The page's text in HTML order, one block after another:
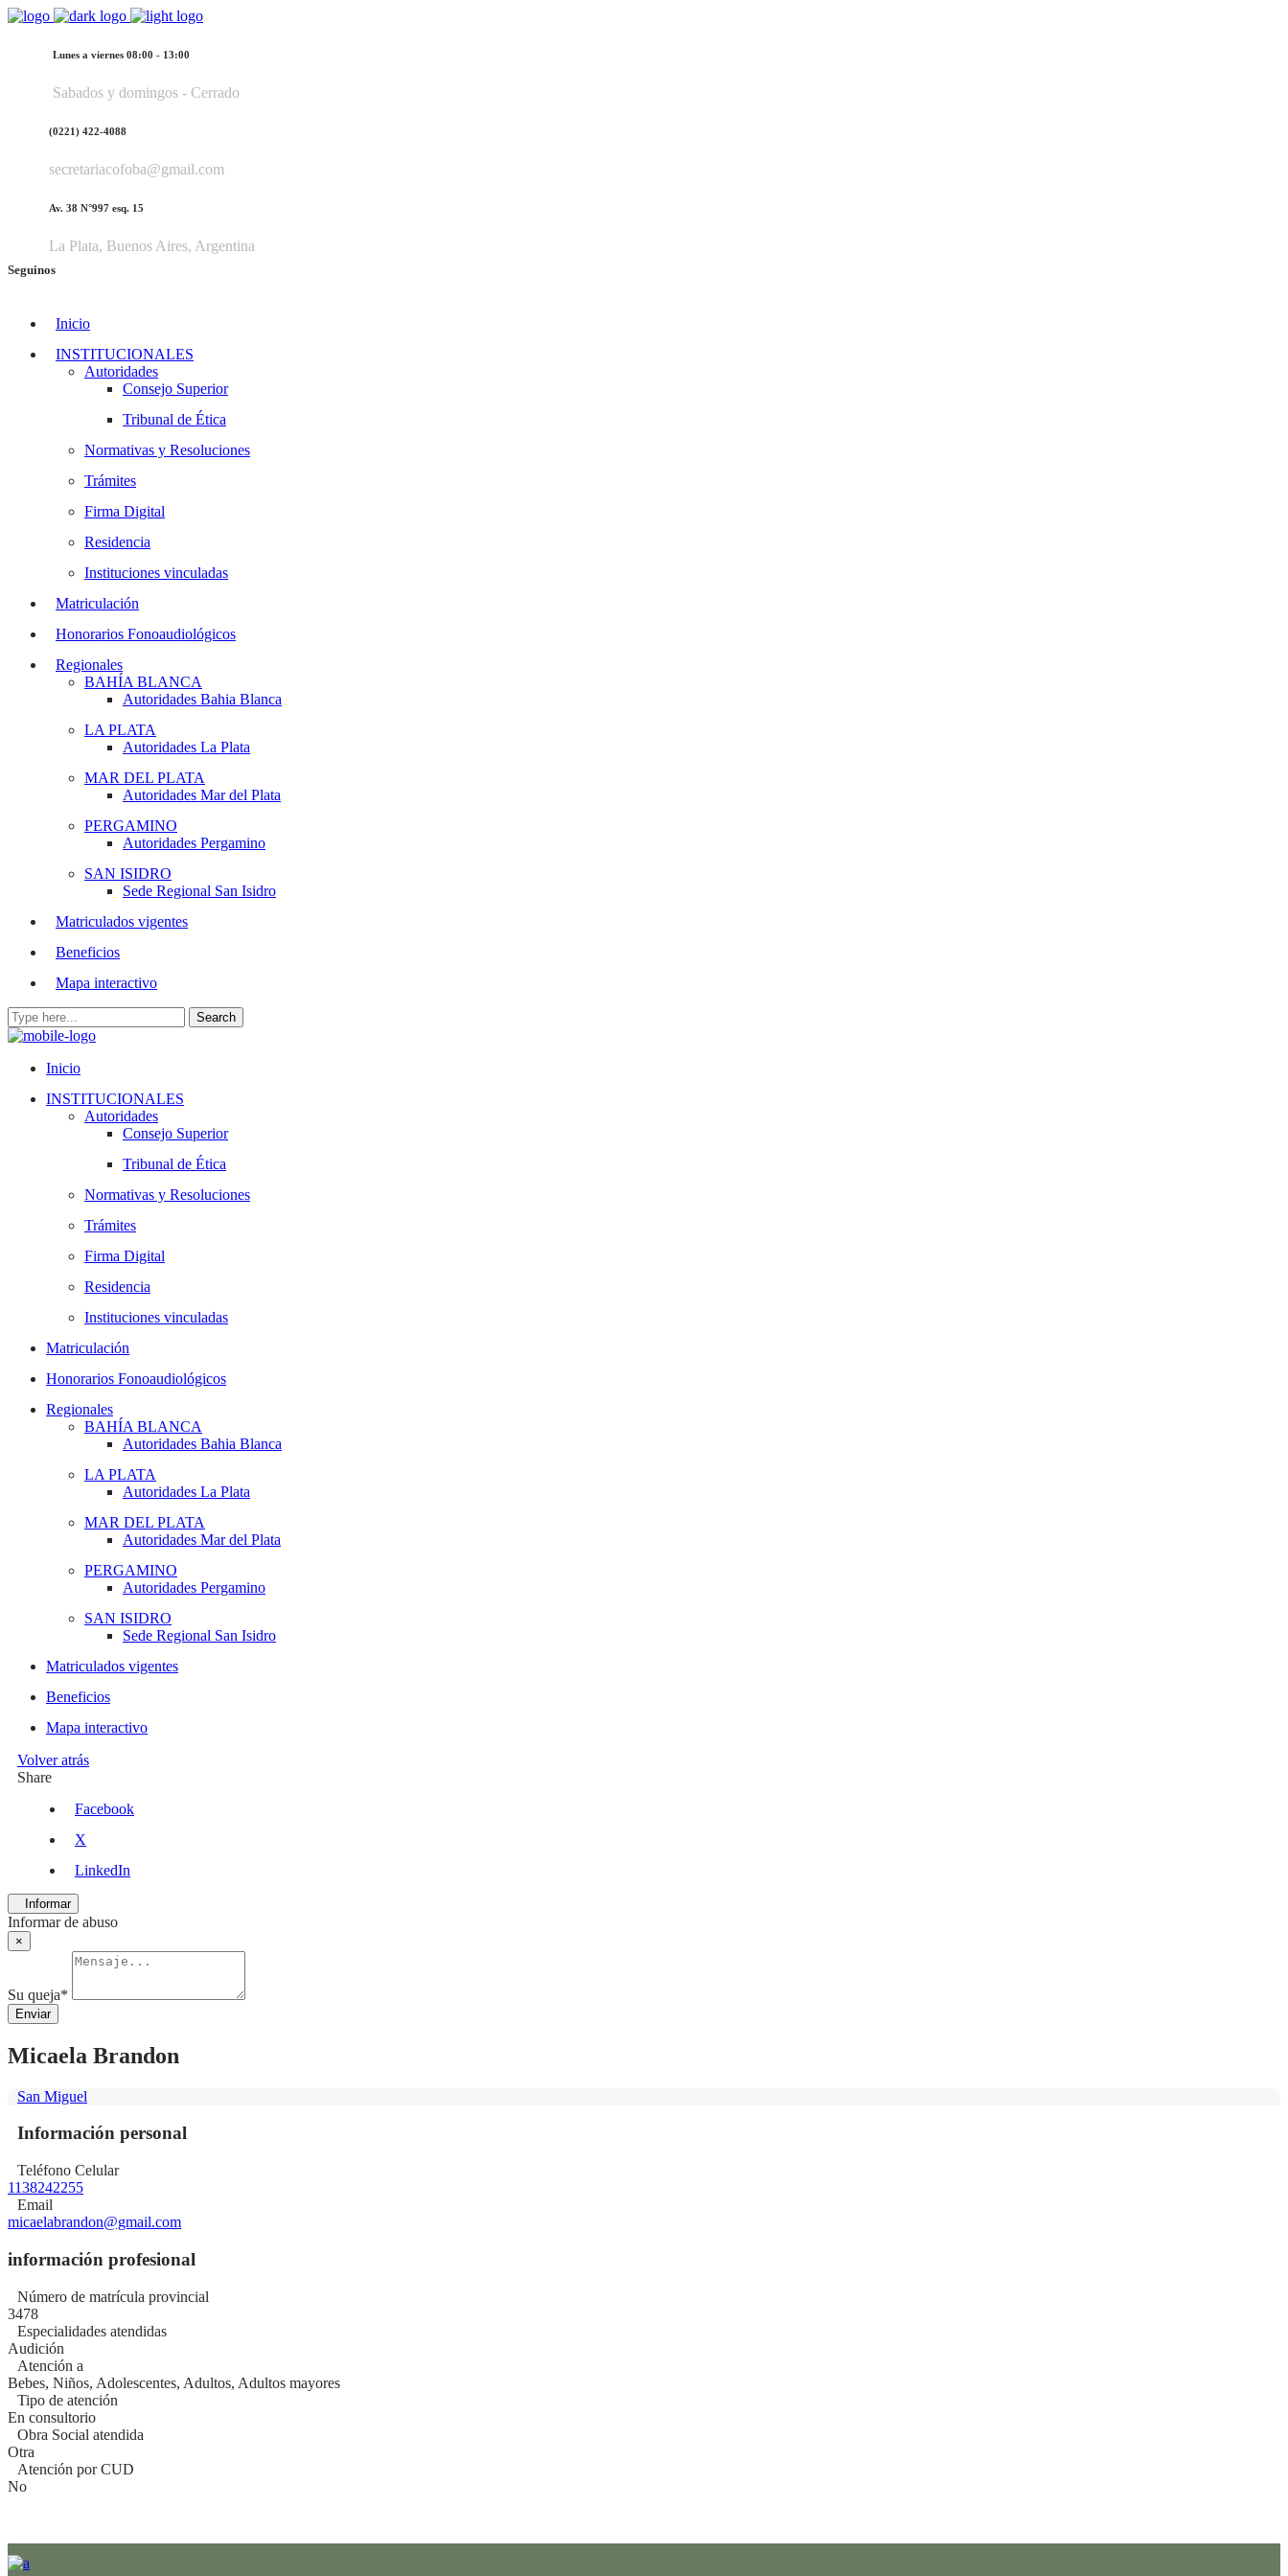
Lunes a viernes 08:00 - 13:00
Sabados y domingos - Cerrado
(0221) 422-4088
secretariacofoba@gmail.com
Av. 38 N°997 esq. 15
La Plata, Buenos Aires, Argentina
Seguinos
Inicio
INSTITUCIONALES
Autoridades
Consejo Superior
Tribunal de Ética
Normativas y Resoluciones
Trámites
Firma Digital
Residencia
Instituciones vinculadas
Matriculación
Honorarios Fonoaudiológicos
Regionales
BAHÍA BLANCA
Autoridades Bahia Blanca
LA PLATA
Autoridades La Plata
MAR DEL PLATA
Autoridades Mar del Plata
PERGAMINO
Autoridades Pergamino
SAN ISIDRO
Sede Regional San Isidro
Matriculados vigentes
Beneficios
Mapa interactivo
Inicio
INSTITUCIONALES
Autoridades
Consejo Superior
Tribunal de Ética
Normativas y Resoluciones
Trámites
Firma Digital
Residencia
Instituciones vinculadas
Matriculación
Honorarios Fonoaudiológicos
Regionales
BAHÍA BLANCA
Autoridades Bahia Blanca
LA PLATA
Autoridades La Plata
MAR DEL PLATA
Autoridades Mar del Plata
PERGAMINO
Autoridades Pergamino
SAN ISIDRO
Sede Regional San Isidro
Matriculados vigentes
Beneficios
Mapa interactivo
Volver atrás
Share
Facebook
X
LinkedIn
Informar
Informar de abuso
×
Su queja*
Enviar
Micaela Brandon
San Miguel
Información personal
Teléfono Celular
1138242255
Email
micaelabrandon@gmail.com
información profesional
Número de matrícula provincial
3478
Especialidades atendidas
Audición
Atención a
Bebes, Niños, Adolescentes, Adultos, Adultos mayores
Tipo de atención
En consultorio
Obra Social atendida
Otra
Atención por CUD
No